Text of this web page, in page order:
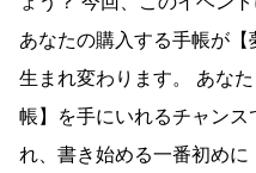
あなたの購入する手帳が
生まれ変わります。 あな
帳】を手にいれるチャンス
れ、書き始める一番初め